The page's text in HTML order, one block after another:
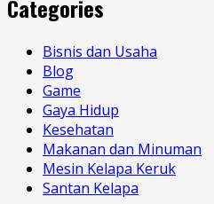
Categories
Bisnis dan Usaha
Blog
Game
Gaya Hidup
Kesehatan
Makanan dan Minuman
Mesin Kelapa Keruk
Santan Kelapa